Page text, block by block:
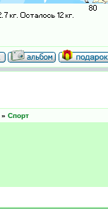
» Спорт